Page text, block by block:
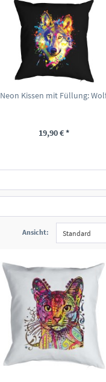
Neon Kissen mit Füllung:
19,90 € *
Ansicht: